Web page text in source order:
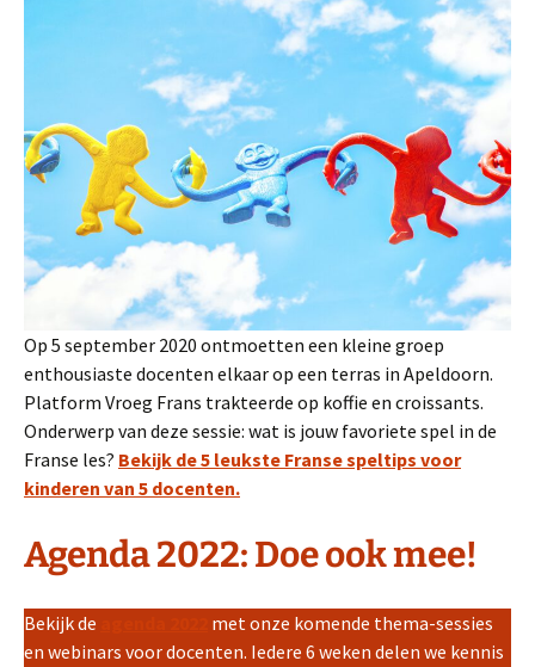
Op 5 september 2020 ontmoetten een kleine groep
enthousiaste docenten elkaar op een terras in Apeldoorn.
Platform Vroeg Frans trakteerde op koffie en croissants.
Onderwerp van deze sessie: wat is jouw favoriete spel in de
Franse les? Bekijk de 5 leukste Franse speltips voor
kinderen van 5 docenten.
Agenda 2022: Doe ook mee!
Bekijk de
met onze komende thema-sessies
en webinars voor docenten. Iedere 6 weken delen we kennis